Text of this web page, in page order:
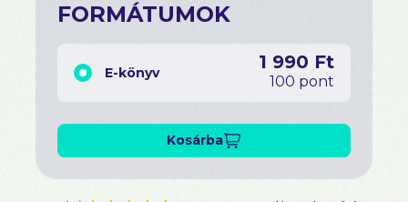
FORMÁTUMOK
E-könyv 1 990 Ft
100 pont
Kosárba